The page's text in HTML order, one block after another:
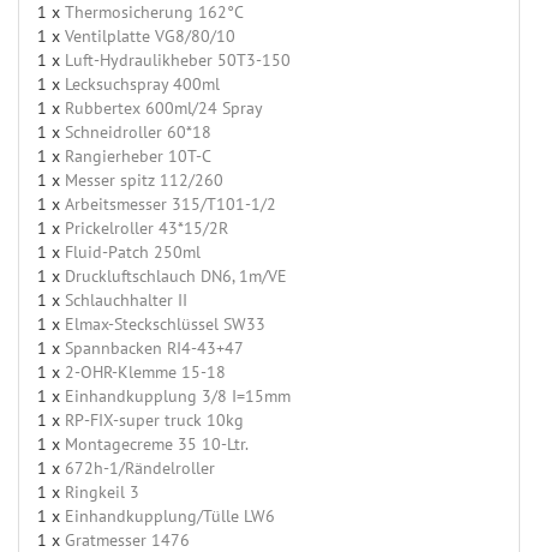
1 x Thermosicherung 162°C
1 x Ventilplatte VG8/80/10
1 x Luft-Hydraulikheber 50T3-150
1 x Lecksuchspray 400ml
1 x Rubbertex 600ml/24 Spray
1 x Schneidroller 60*18
1 x Rangierheber 10T-C
1 x Messer spitz 112/260
1 x Arbeitsmesser 315/T101-1/2
1 x Prickelroller 43*15/2R
1 x Fluid-Patch 250ml
1 x Druckluftschlauch DN6, 1m/VE
1 x Schlauchhalter II
1 x Elmax-Steckschlüssel SW33
1 x Spannbacken RI4-43+47
1 x 2-OHR-Klemme 15-18
1 x Einhandkupplung 3/8 I=15mm
1 x RP-FIX-super truck 10kg
1 x Montagecreme 35 10-Ltr.
1 x 672h-1/Rändelroller
1 x Ringkeil 3
1 x Einhandkupplung/Tülle LW6
1 x Gratmesser 1476